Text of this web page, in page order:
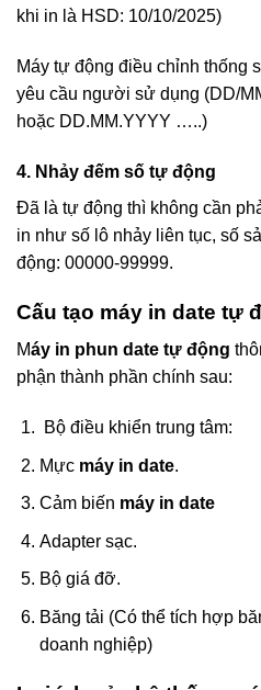
khi in là HSD: 10/10/2025)
Máy tự động điều chỉnh thống
yêu cầu người sử dụng (DD/
hoặc DD.MM.YYYY …..)
4. Nhảy đếm số tự động
Đã là tự động thì không cần
in như số lô nhảy liên tục, số
động: 00000-99999.
Cấu tạo máy in date tự
Máy in phun date tự động
phận thành phần chính sau:
Bộ điều khiển trung tâm:
Mực máy in date.
Cảm biến máy in date
Adapter sạc.
Bộ giá đỡ.
Băng tải (Có thể tích hợp
doanh nghiệp)